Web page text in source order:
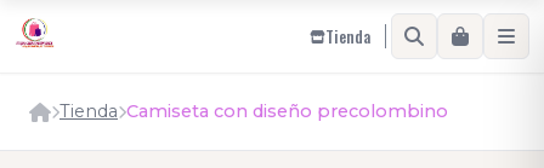
Tienda
Tienda Camiseta con diseño precolombino